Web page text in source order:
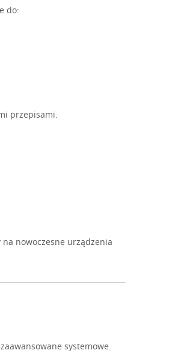
do:
przepisami.
nowoczesne urządzenia
systemowe.